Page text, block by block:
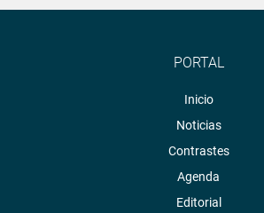
PORTAL
Inicio
Noticias
Contrastes
Agenda
Editorial